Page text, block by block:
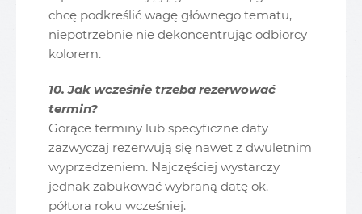
chcę podkreślić wagę głównego tematu,
niepotrzebnie nie dekoncentrując odbiorcy
kolorem.
10. Jak wcześnie trzeba rezerwować
termin?
Gorące terminy lub specyficzne daty
zazwyczaj rezerwują się nawet z dwuletnim
wyprzedzeniem. Najczęściej wystarczy
jednak zabukować wybraną datę ok.
półtora roku wcześniej.